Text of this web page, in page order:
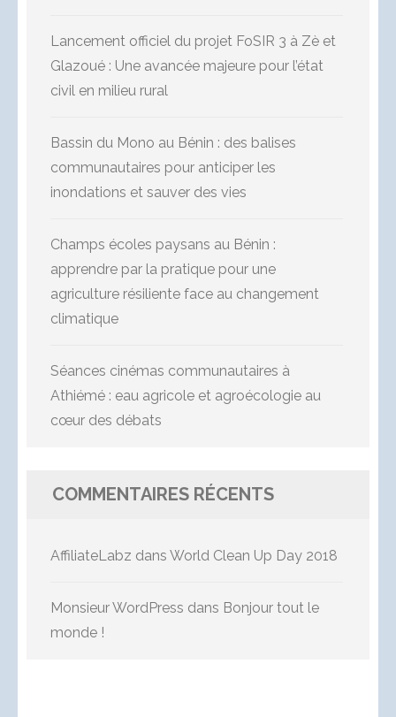
Lancement officiel du projet FoSIR 3 à Zè et
Glazoué : Une avancée majeure pour l’état
civil en milieu rural
Bassin du Mono au Bénin : des balises
communautaires pour anticiper les
inondations et sauver des vies
Champs écoles paysans au Bénin :
apprendre par la pratique pour une
agriculture résiliente face au changement
climatique
Séances cinémas communautaires à
Athiémé : eau agricole et agroécologie au
cœur des débats
COMMENTAIRES RÉCENTS
AffiliateLabz dans World Clean Up Day 2018
Monsieur WordPress dans Bonjour tout le
monde !